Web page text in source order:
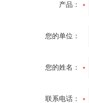
产品：
您的单位：
您的姓名：
联系电话：